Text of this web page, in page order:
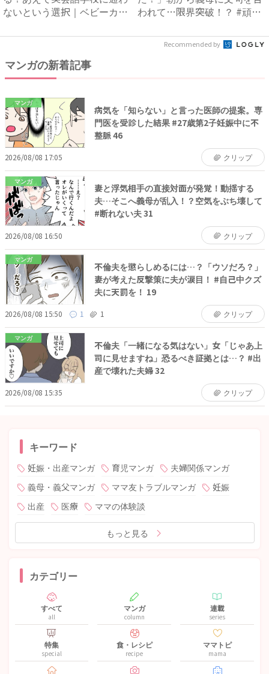
ないという選択｜ベビーカレ
われて…限界突破！？ #頑張
Recommended by
マンガの新着記事
マンガ
病気を「知らない」と言った医師の提案。専
門医を受診した結果 #27歳第2子妊娠中に不
整脈 46
2026/08/08 17:05 クリップ
マンガ
妻と浮気相手の直接対面が発覚！動揺する
夫…そこへ義母が乱入！？空気をぶち壊して
#断れない夫 31
2026/08/08 16:50 クリップ
マンガ
不倫夫を懲らしめるには…？「ウソだろ？」
妻が考えた反撃策に夫が涙目！ #自己中クズ
夫に天罰を！ 19
2026/08/08 15:50 1 1 クリップ
マンガ
不倫夫「一緒になる気はない」女「じゃあ上
司に見せますね」恐るべき証拠とは…？ #出
産で壊れた夫婦 32
2026/08/08 15:35 クリップ
キーワード
妊娠・出産マンガ 育児マンガ
夫婦関係マンガ
義母・義父マンガ
ママ友トラブルマンガ
妊娠
出産
医療 ママの体験談
もっと見る
カテゴリー
すべて
all
マンガ
column
連載
series
特集
special
食・レシピ
recipe
ママトピ
mama